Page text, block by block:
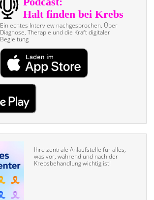
Ein echtes Interview nach­gesprochen. Über
Diagnose, Therapie und die Kraft digitaler
Begleitung
Ihre zentrale Anlaufstelle für alles,
was vor, während und nach der
Krebsbehandlung wichtig ist!